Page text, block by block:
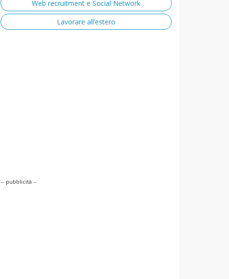
Web recruitment e Social Network
Lavorare all’estero
-- pubblicità --